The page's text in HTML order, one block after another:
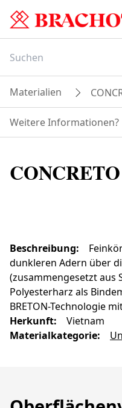
Materialien
Weitere Informationen?
Beschreibung:
dunkleren Adern über
(zusammengesetzt aus
Polyesterharz als
BRETON-Technologie
Herkunft:
Vietnam
Materialkategorie: